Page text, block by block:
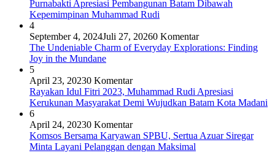
Purnabakti Apresiasi Pembangunan Batam Dibawah
Kepemimpinan Muhammad Rudi
4
September 4, 2024Juli 27, 20260 Komentar
The Undeniable Charm of Everyday Explorations: Finding
Joy in the Mundane
5
April 23, 20230 Komentar
Rayakan Idul Fitri 2023, Muhammad Rudi Apresiasi
Kerukunan Masyarakat Demi Wujudkan Batam Kota Madani
6
April 24, 20230 Komentar
Komsos Bersama Karyawan SPBU, Sertua Azuar Siregar
Minta Layani Pelanggan dengan Maksimal